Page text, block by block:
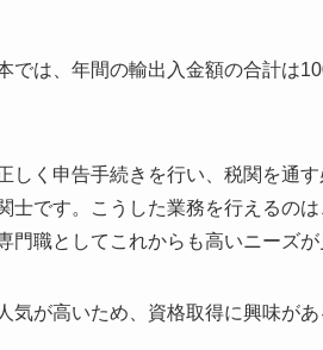
では、年間の輸出入金額の合計は
しく申告手続きを行い、税関を通
士です。こうした業務を行えるの
門職としてこれからも高いニーズが
気が高いため、資格取得に興味が